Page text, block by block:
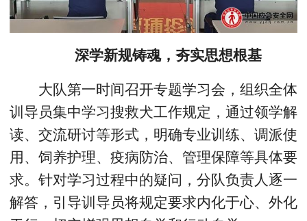
深学新规铸魂，夯实思想根基
大队第一时间召开专题学习会，组织全体
训导员集中学习搜救犬工作规定，通过领学解
读、交流研讨等形式，明确专业训练、调派使
用、饲养护理、疫病防治、管理保障等具体要
求。针对学习过程中的疑问，分队负责人逐一
解答，引导训导员将规定要求内化于心、外化